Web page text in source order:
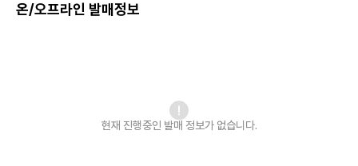
온/오프라인 발매정보
현재 진행중인 발매 정보가 없습니다.